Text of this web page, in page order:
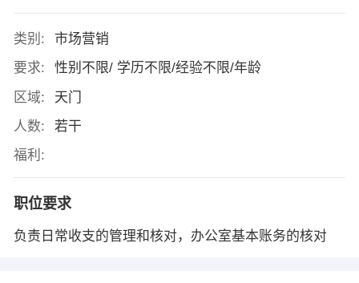
类别:
市场营销
要求:
性别不限/ 学历不限/经验不限/年龄
区域:
天门
人数:
若干
福利:
职位要求
负责日常收支的管理和核对，办公室基本账务的核对